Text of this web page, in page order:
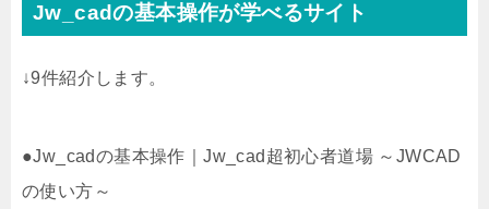
Jw_cadの基本操作が学べるサイト
↓9件紹介します。
●Jw_cadの基本操作｜Jw_cad超初心者道場 ～JWCAD
の使い方～